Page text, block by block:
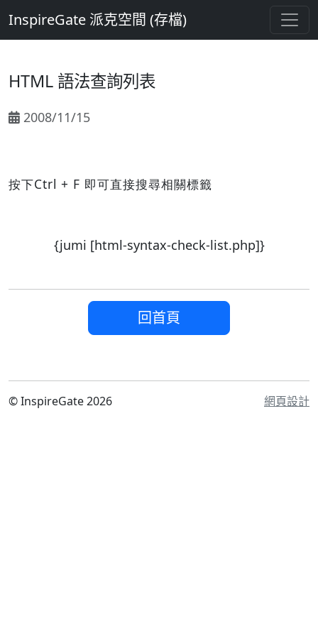
InspireGate 派克空間 (存檔)
HTML 語法查詢列表
2008/11/15
按下Ctrl + F 即可直接搜尋相關標籤
{jumi [html-syntax-check-list.php]}
回首頁
© InspireGate 2026 網頁設計